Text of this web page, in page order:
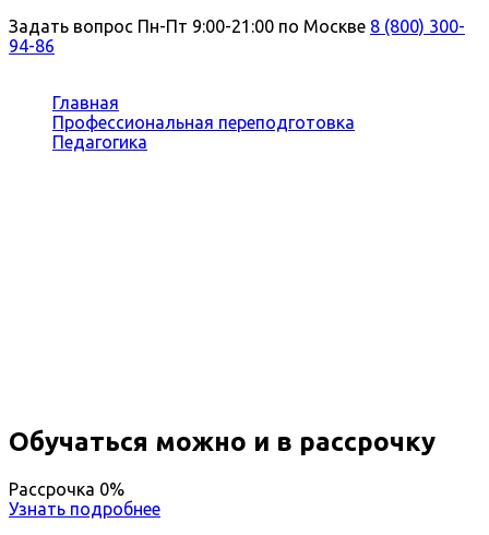
Задать вопрос Пн-Пт 9:00-21:00 по Москве 8 (800) 300-
94-86
Главная
Профессиональная переподготовка
Педагогика
Обучаться можно и в рассрочку
Рассрочка 0%
Узнать подробнее